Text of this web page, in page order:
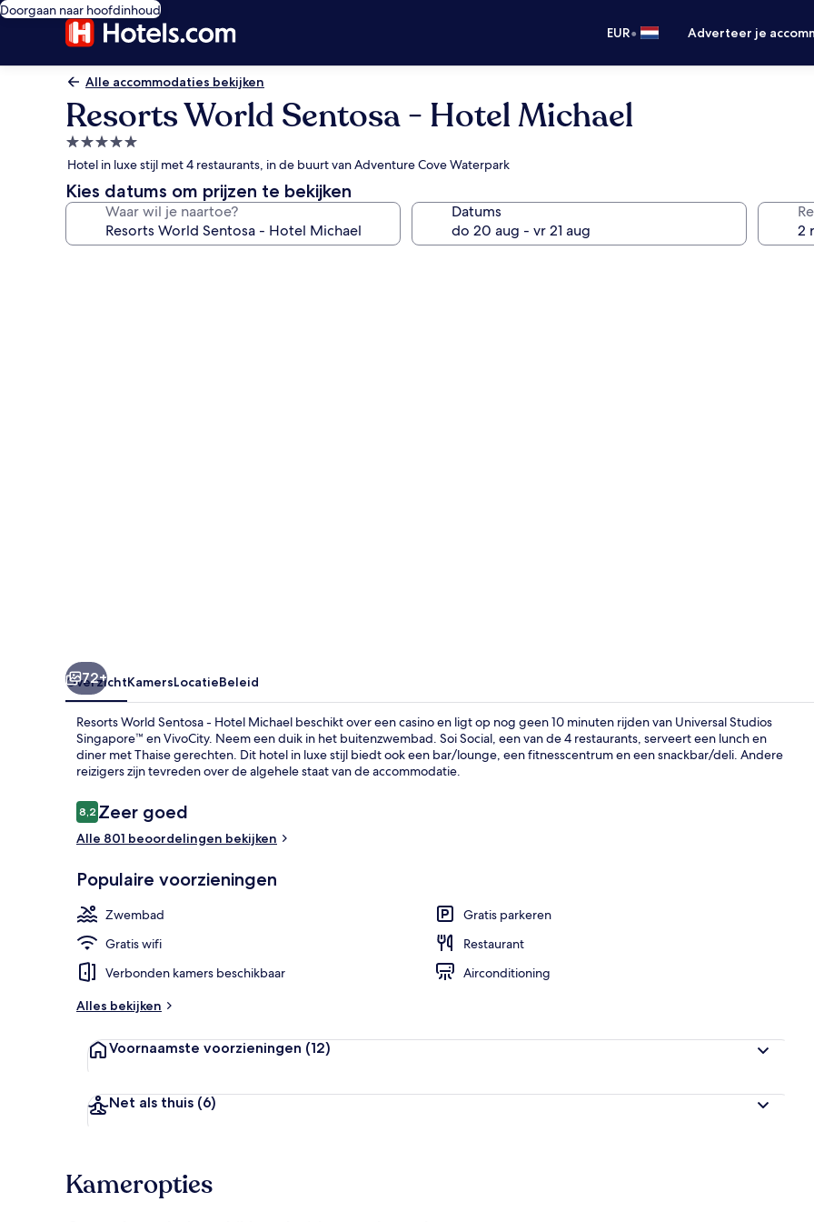
Doorgaan naar hoofdinhoud
EUR• Adverteer je
Alle accommodaties bekijken
Resorts World Sentosa - Hotel Michael
5.0-
sterrenaccommodatie
Hotel in luxe stijl met 4 restaurants, in de buurt van Adventure Cove Waterpark
Kies datums om prijzen te bekijken
Waar wil je naartoe? Datums
3D2N
72+
OverzichtKamersLocatieBeleid
Resorts World Sentosa - Hotel Michael beschikt over een casino en ligt op nog geen 10 minuten rijden van Universal Studios
Singapore™ en VivoCity. Neem een duik in het buitenzwembad. Soi Social, een van de 4 restaurants, serveert een lunch en
diner met Thaise gerechten. Dit hotel in luxe stijl biedt ook een bar/lounge, een fitnesscentrum en een snackbar/deli. Andere
reizigers zijn tevreden over de algehele staat van de accommodatie.
Beoordelingen
8,28,2 op 10 –
Zeer goed
Alle 801 beoordelingen bekijken
Populaire voorzieningen
Zwembad
Gratis parkeren
Gratis wifi
Restaurant
Verbonden kamers beschikbaar
Airconditioning
Alles bekijken
Voornaamste voorzieningen (12)
Net als thuis (6)
Kameropties